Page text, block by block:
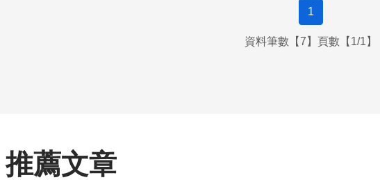
1
資料筆數【7】頁數【1/1】
推薦文章